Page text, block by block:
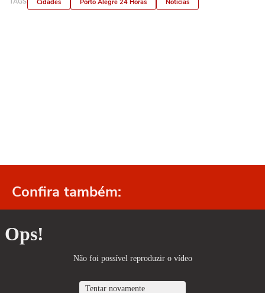
Cidades Porto Alegre 24 Horas Notícias
Confira também: